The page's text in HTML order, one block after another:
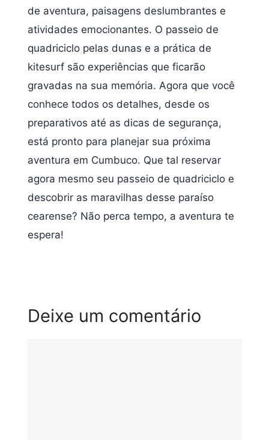
de aventura, paisagens deslumbrantes e
atividades emocionantes. O passeio de
quadriciclo pelas dunas e a prática de
kitesurf são experiências que ficarão
gravadas na sua memória. Agora que você
conhece todos os detalhes, desde os
preparativos até as dicas de segurança,
está pronto para planejar sua próxima
aventura em Cumbuco. Que tal reservar
agora mesmo seu passeio de quadriciclo e
descobrir as maravilhas desse paraíso
cearense? Não perca tempo, a aventura te
espera!
Deixe um comentário